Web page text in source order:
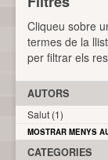
Cliqueu sobre
termes de la
per filtrar els
AUTORS
Salut (1)
MOSTRAR MENYS
CATEGORIES